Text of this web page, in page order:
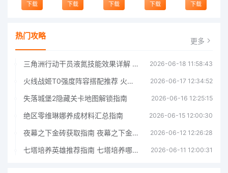
下载 下载 下载 下载 下载
热门攻略 更多
三角洲行动干员液氮技能效果详解 三角洲行动干员液氮技能介绍 2026-06-18 11:58:43
火线战姬T0强度阵容搭配推荐 火线战姬T0强度阵容哪个好 2026-06-17 12:34:52
失落城堡2隐藏关卡地图解锁指南 2026-06-16 12:25:15
绝区零维琳娜养成材料汇总指南 2026-06-15 12:00:30
夜幕之下金砖获取指南 夜幕之下金砖获取方法 2026-06-12 12:26:28
七塔培养英雄推荐指南 七塔培养哪个英雄好 2026-06-11 12:00:31